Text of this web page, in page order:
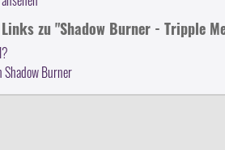
zu "Shadow Burner - Tripple
Shadow Burner